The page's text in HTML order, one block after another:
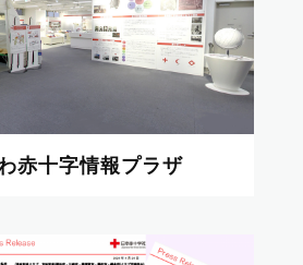
赤十字情報プラザ